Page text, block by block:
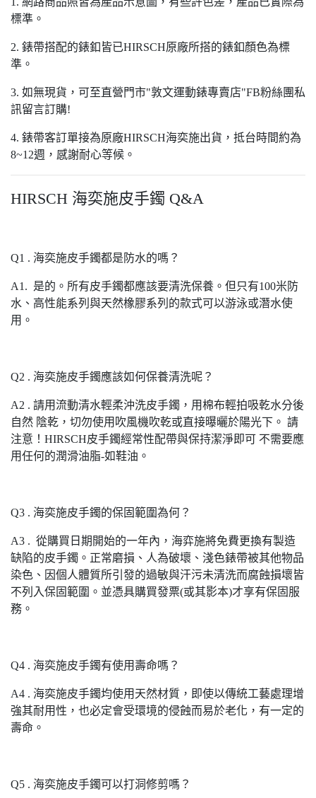
標準。
2. 錶帶搭配的錶釦皆已HIRSCH原廠所搭的錶釦顏色為標
準。
3. 如無現貨，可至直營門市"敦文運動錶專賣店"FB粉絲團私
訊留言訂購!
4. 錶帶客訂單接為原廠HIRSCH海奕施出貨，抵台時間約為
8~12週，感謝耐心等候。
HIRSCH 海奕施皮手鐲 Q&A
Q1 . 海奕施皮手鐲都是防水的嗎？
A1. 是的。所有皮手鐲都應該要清洗保養。但只有100米防
水、高性能系列與天然橡膠系列的款式可以游泳或潛水使
用。
Q2 . 海奕施皮手鐲應該如何保養清洗呢？
A2 . 請用流動清水輕柔沖洗皮手鐲，用棉布輕拍吸乾水分後
自然 陰乾，切勿使用吹風機吹乾或直接曝曬於陽光下。 請
注意！HIRSCH皮手鐲經常性配帶與保持潔淨即可 不需要應
用任何的潤滑油脂-如鞋油。
Q3 . 海奕施皮手鐲的保固範圍為何？
A3 . 從購買日期開始的一年內，海弈施將免費更換有製造
缺陷的皮手鐲。正常磨損、人為破壞、淺色錶帶被其他物品
染色、因個人體質所引發的過敏與汗污未清洗而腐蝕損壞皆
不列入保固範圍。並憑具購買發票(或其影本)才享有保固服
務。
Q4 . 海奕施皮手鐲有使用壽命嗎？
A4 . 海奕施皮手鐲均使用天然材質，即使以傳統工藝處理增
強其耐用性，也必定會受環境的侵蝕而易於老化，有一定的
壽命。
Q5 . 海奕施皮手鐲可以打洞修剪嗎？